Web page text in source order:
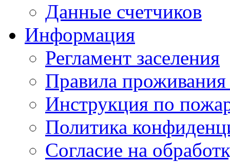
Данные счетчиков
Информация
Регламент заселения
Правила
Инструкция по
Политика
Cогласие на